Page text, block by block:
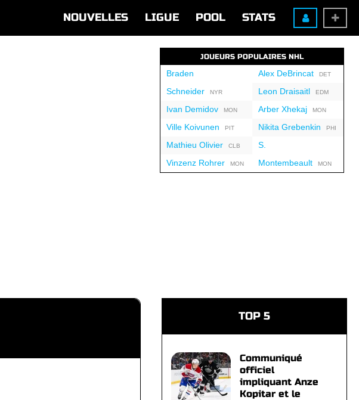
NOUVELLES LIGUE POOL STATS
JOUEURS POPULAIRES NHL
Braden
SchneiderNYR
Ivan DemidovMON
Ville Koivunen PIT
Mathieu OlivierCLB
Vinzenz RohrerMON
Alex DeBrincatDET
Leon Draisaitl EDM
Arber XhekajMON
Nikita Grebenkin PHI
S.
MontembeaultMON
TOP 5
Communiqué
officiel
impliquant Anze
Kopitar et le